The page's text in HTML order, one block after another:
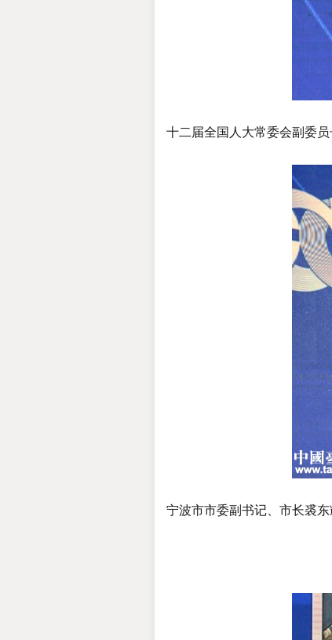
十二届全国人大常委会副委
宁波市市委副书记、市长裘